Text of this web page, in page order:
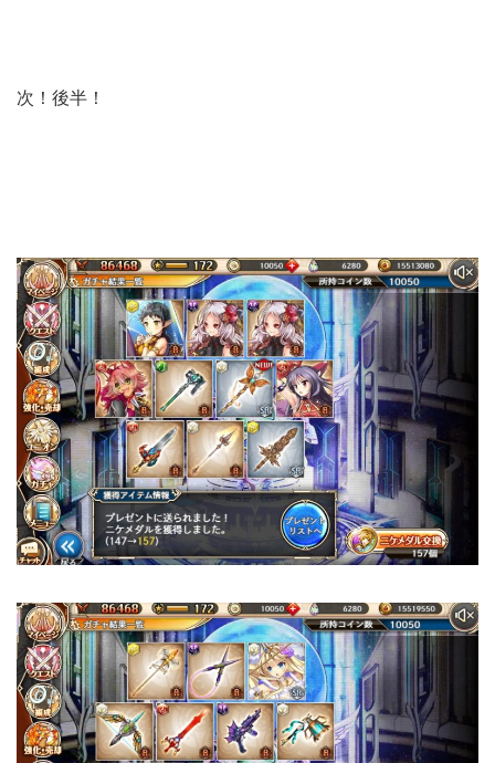
次！後半！